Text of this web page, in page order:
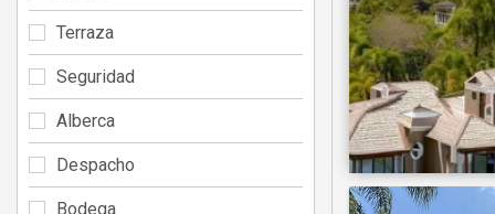
Terraza
Seguridad
Alberca
Despacho
Bodega